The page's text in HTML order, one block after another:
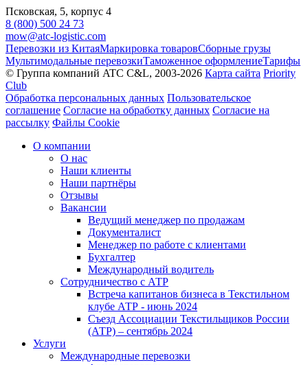
Псковская, 5, корпус 4
8 (800) 500 24 73
mow@atc-logistic.com
Перевозки из КитаяМаркировка товаровСборные грузы
Мультимодальные перевозкиТаможенное оформлениеТарифы
© Группа компаний ATC C&L, 2003-2026 Карта сайта Priority
Club
Обработка персональных данных Пользовательское
соглашение Согласие на обработку данных Согласие на
рассылку Файлы Cookie
О компании
О нас
Наши клиенты
Наши партнёры
Отзывы
Вакансии
Ведущий менеджер по продажам
Документалист
Менеджер по работе с клиентами
Бухгалтер
Международный водитель
Сотрудничество с АТР
Встреча капитанов бизнеса в Текстильном
клубе АТР - июнь 2024
Съезд Ассоциации Текстильщиков России
(АТР) – сентябрь 2024
Услуги
Международные перевозки